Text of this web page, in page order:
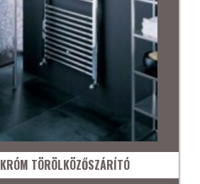
TÖRÖLKÖZŐSZÁRÍTÓ